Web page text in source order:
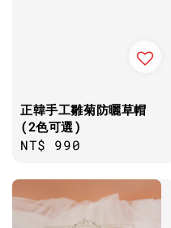
正韓手工雛菊防曬草帽
(2色可選)
Regular
NT$ 990